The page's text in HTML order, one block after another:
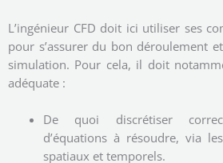
L’ingénieur CFD doit ici utiliser ses
pour s’assurer du bon déroulement
simulation. Pour cela, il doit
adéquate :
De quoi discrétiser
d’équations à résoudre, via
spatiaux et temporels.